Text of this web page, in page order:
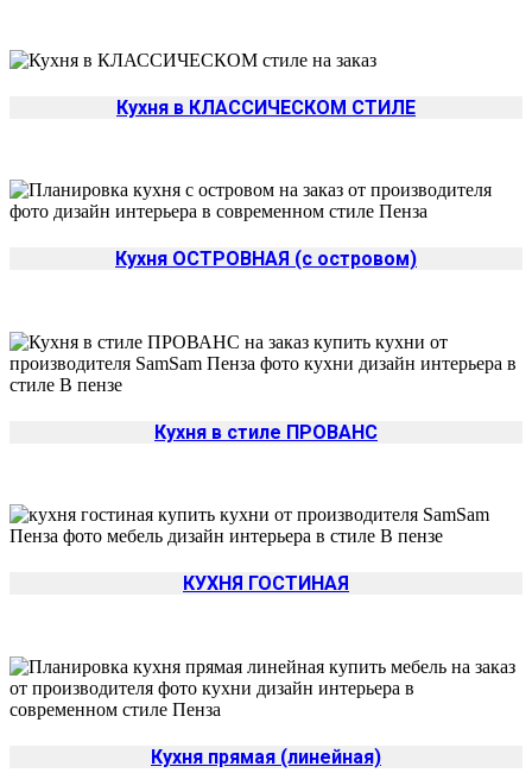
Кухня в КЛАССИЧЕСКОМ СТИЛЕ
Кухня ОСТРОВНАЯ (с островом)
Кухня в стиле ПРОВАНС
КУХНЯ ГОСТИНАЯ
Кухня прямая (линейная)